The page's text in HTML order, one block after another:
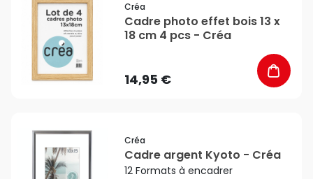
Créa
Cadre photo effet bois 13 x
18 cm 4 pcs - Créa
14,95 €
Créa
Cadre argent Kyoto - Créa
12 Formats à encadrer